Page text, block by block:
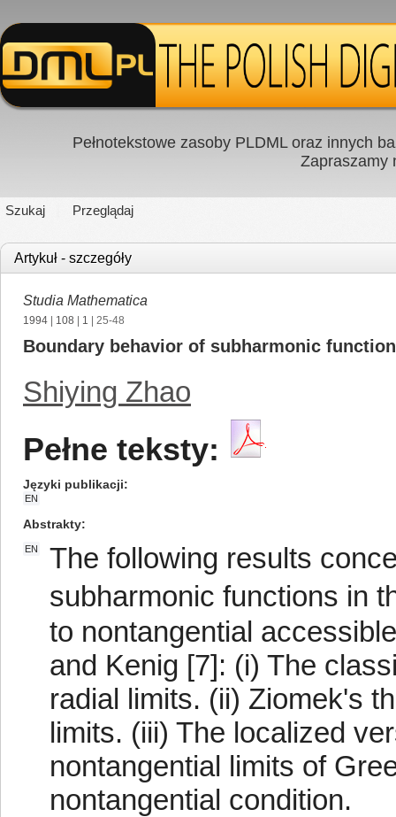
Pełnotekstowe zasoby PLDML oraz innych
Zapraszamy
Szukaj Przeglądaj
Artykuł - szczegóły
Studia Mathematica
1994 108 1 | 25-48
Boundary behavior of subharmonic
Shiying Zhao
Pełne teksty:
Języki publikacji
EN
Abstrakty
EN
The following results
subharmonic functions in
to nontangential
and Kenig [7]: (i) The
radial limits. (ii) Ziomek's
limits. (iii) The localized
nontangential limits of
nontangential condition.